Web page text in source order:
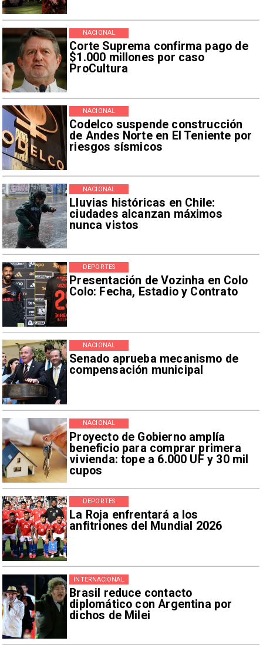
Corte Suprema confirma pago de
$1.000 millones por caso
ProCultura
NACIONAL
Codelco suspende construcción
de Andes Norte en El Teniente por
riesgos sísmicos
NACIONAL
Lluvias históricas en Chile:
ciudades alcanzan máximos
nunca vistos
NACIONAL
Presentación de Vozinha en Colo
Colo: Fecha, Estadio y Contrato
DEPORTES
Senado aprueba mecanismo de
compensación municipal
NACIONAL
Proyecto de Gobierno amplía
beneficio para comprar primera
vivienda: tope a 6.000 UF y 30 mil
cupos
NACIONAL
La Roja enfrentará a los
anfitriones del Mundial 2026
DEPORTES
Brasil reduce contacto
diplomático con Argentina por
dichos de Milei
INTERNACIONAL